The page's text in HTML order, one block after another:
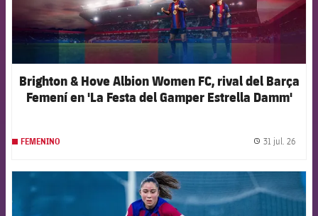
Brighton & Hove Albion Women FC, rival del Barça
Femení en 'La Festa del Gamper Estrella Damm'
FEMENINO 31 jul. 26
FCB Barcelona badge